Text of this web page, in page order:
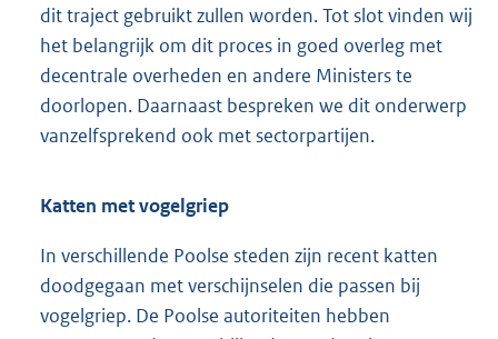
dit traject gebruikt zullen worden. Tot slot vinden wij
het belangrijk om dit proces in goed overleg met
decentrale overheden en andere Ministers te
doorlopen. Daarnaast bespreken we dit onderwerp
vanzelfsprekend ook met sectorpartijen.
Katten met vogelgriep
In verschillende Poolse steden zijn recent katten
doodgegaan met verschijnselen die passen bij
vogelgriep. De Poolse autoriteiten hebben